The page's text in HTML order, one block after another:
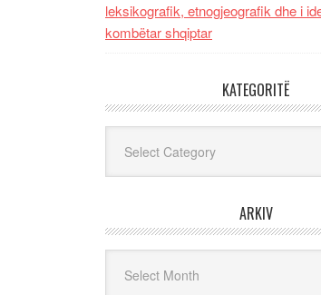
leksikografik, etnogjeografik dhe i
kombëtar shqiptar
KATEGORITË
ARKIV